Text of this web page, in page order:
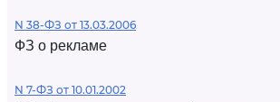
N 38-ФЗ от 13.03.2006
ФЗ о рекламе
N 7-ФЗ от 10.01.2002